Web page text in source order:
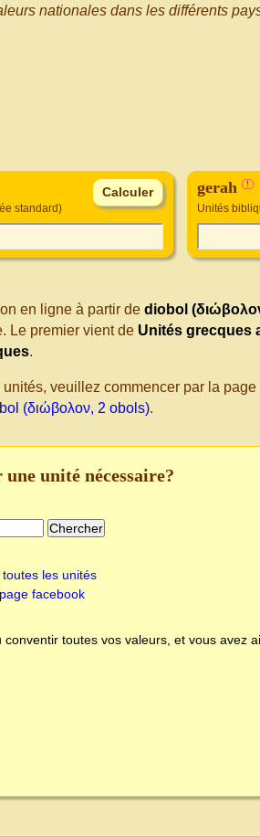
nationales dans les différents
standard)
gerah !
Unités
en ligne à partir de diobol
Le premier vient de Unités grecques
.
veuillez commencer par la
(διώβολον, 2 obols).
unité nécessaire?
les unités
facebook
toutes vos valeurs, et vous avez